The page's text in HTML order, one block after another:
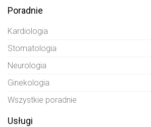
Poradnie
Kardiologia
Stomatologia
Neurologia
Ginekologia
Wszystkie poradnie
Usługi